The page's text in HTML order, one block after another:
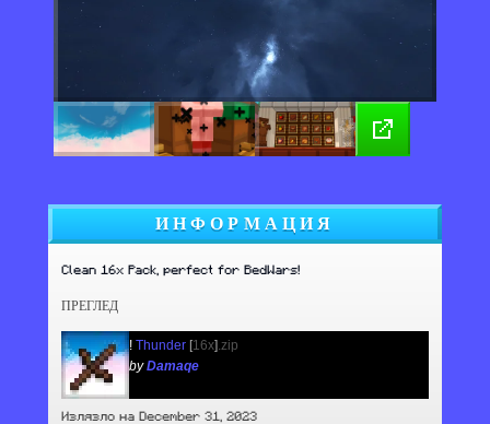
ИНФОРМАЦИЯ
Clean 16x Pack, perfect for BedWars!
ПРЕГЛЕД
! Thunder [16x].zip
byDamaqe
Излязло на December 31, 2023